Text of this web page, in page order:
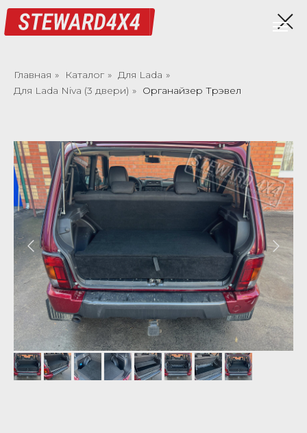
Главная » Каталог » Для Lada »
Для Lada Niva (3 двери) » Органайзер Трэвел